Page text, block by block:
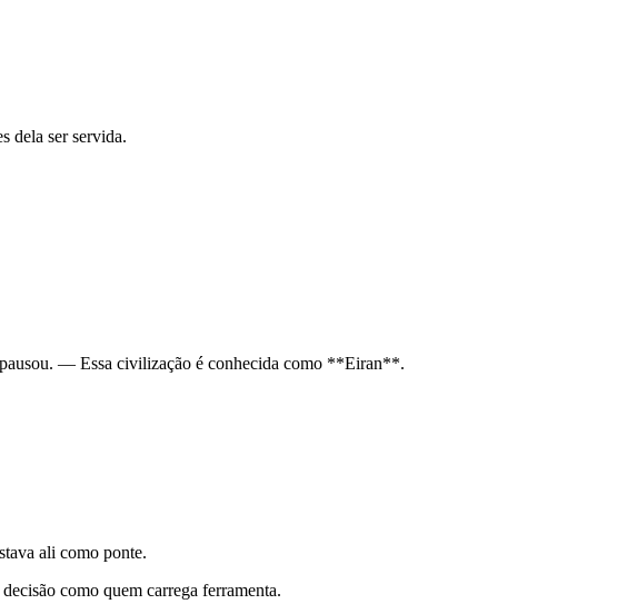
dela ser servida.
— Essa civilização é conhecida como **Eiran**.
ali como ponte.
como quem carrega ferramenta.